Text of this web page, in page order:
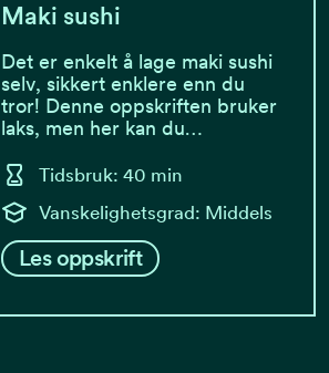
Maki sushi
Det er enkelt å lage maki sushi
selv, sikkert enklere enn du
tror! Denne oppskriften bruker
laks, men her kan du…
Tidsbruk: 40 min
Vanskelighetsgrad: Middels
Les oppskrift